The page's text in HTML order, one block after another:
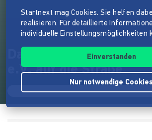
Dangerous Drums für
e.V. auf die Straße
Startnext mag Cookies. Sie helfen
realisieren. Für detaillierte
individuelle Einstellungsmöglichkeiten
Einverstanden
Nur notwendige Cookies